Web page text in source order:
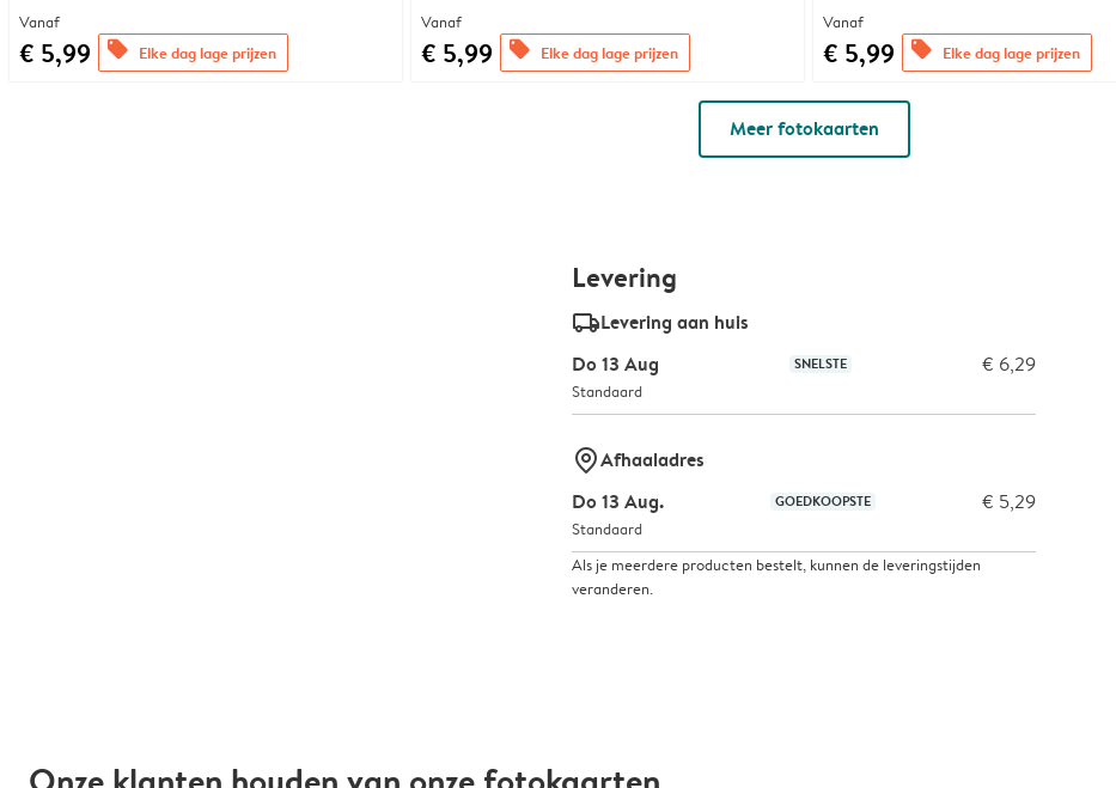
Vanaf
€ 5,99 offers Elke dag lage prijzen
Vanaf
€ 5,99 offers Elke dag lage prijzen
Vanaf
€ 5,99 offers Elke dag lage prijzen
Meer fotokaarten
Levering
delivery_standard_v2Levering aan huis
Do 13 Aug
SNELSTE € 6,29
Standaard
marker-pinAfhaaladres
Do 13 Aug.
GOEDKOOPSTE € 5,29
Standaard
Als je meerdere producten bestelt, kunnen de leveringstijden
veranderen.